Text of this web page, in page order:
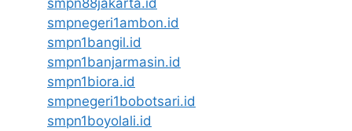
smpnegeri1ambon.id
smpn1bangil.id
smpn1banjarmasin.id
smpn1biora.id
smpnegeri1bobotsari.id
smpn1boyolali.id